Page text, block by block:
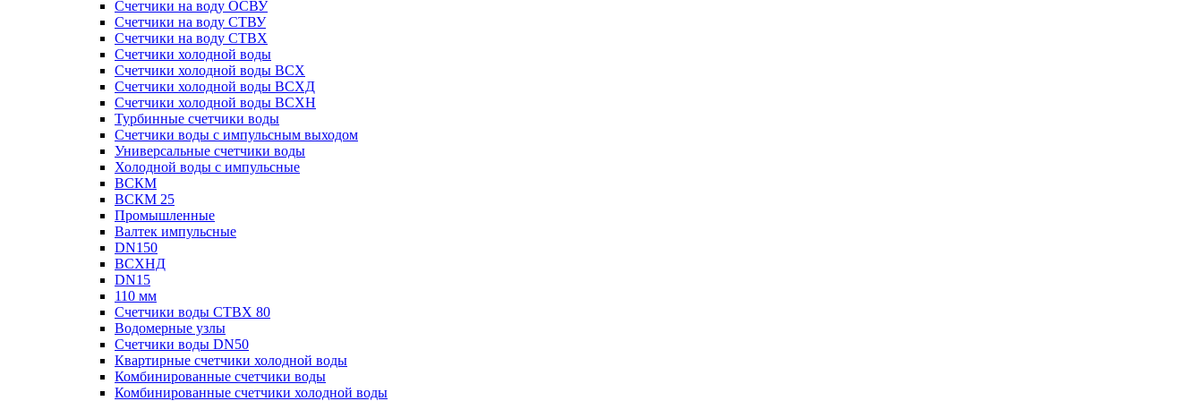
Счетчики на воду ОСВУ
Счетчики на воду СТВУ
Счетчики на воду СТВХ
Счетчики холодной воды
Счетчики холодной воды ВСХ
Счетчики холодной воды ВСХД
Счетчики холодной воды ВСХН
Турбинные счетчики воды
Счетчики воды с импульсным выходом
Универсальные счетчики воды
Холодной воды с импульсные
ВСКМ
ВСКМ 25
Промышленные
Валтек импульсные
DN150
ВСХНД
DN15
110 мм
Счетчики воды СТВХ 80
Водомерные узлы
Счетчики воды DN50
Квартирные счетчики холодной воды
Комбинированные счетчики воды
Комбинированные счетчики холодной воды